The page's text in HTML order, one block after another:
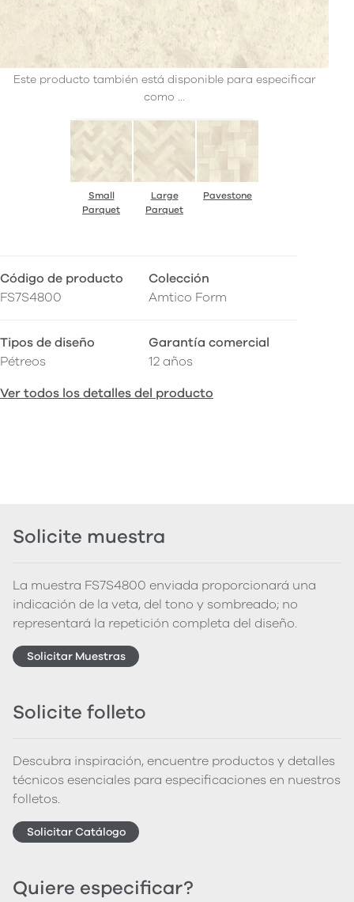
Este producto también está disponible para especificar
como ...
Small
Parquet
Large
Parquet
Pavestone
Código de producto
FS7S4800
Colección
Amtico Form
Tipos de diseño
Pétreos
Garantía comercial
12 años
Ver todos los detalles del producto
Solicite muestra
La muestra FS7S4800 enviada proporcionará una
indicación de la veta, del tono y sombreado; no
representará la repetición completa del diseño.
Solicitar Muestras
Solicite folleto
Descubra inspiración, encuentre productos y detalles
técnicos esenciales para especificaciones en nuestros
folletos.
Solicitar Catálogo
Quiere especificar?